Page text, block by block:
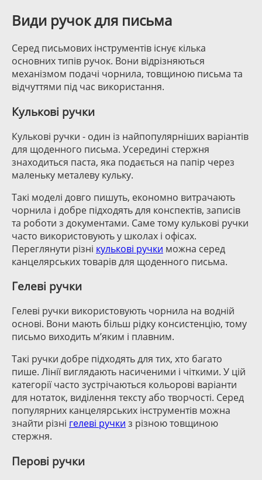
Види ручок для письма
Серед письмових інструментів існує кілька
основних типів ручок. Вони відрізняються
механізмом подачі чорнила, товщиною письма та
відчуттями під час використання.
Кулькові ручки
Кулькові ручки - один із найпопулярніших варіантів
для щоденного письма. Усередині стержня
знаходиться паста, яка подається на папір через
маленьку металеву кульку.
Такі моделі довго пишуть, економно витрачають
чорнила і добре підходять для конспектів, записів
та роботи з документами. Саме тому кулькові ручки
часто використовують у школах і офісах.
Переглянути різні кулькові ручки можна серед
канцелярських товарів для щоденного письма.
Гелеві ручки
Гелеві ручки використовують чорнила на водній
основі. Вони мають більш рідку консистенцію, тому
письмо виходить м’яким і плавним.
Такі ручки добре підходять для тих, хто багато
пише. Лінії виглядають насиченими і чіткими. У цій
категорії часто зустрічаються кольорові варіанти
для нотаток, виділення тексту або творчості. Серед
популярних канцелярських інструментів можна
знайти різні гелеві ручки з різною товщиною
стержня.
Перові ручки